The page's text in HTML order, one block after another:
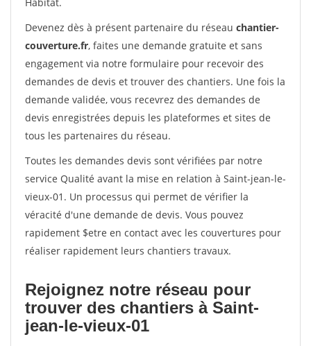
Devenez dès à présent partenaire du réseau chantier-
couverture.fr, faites une demande gratuite et sans
engagement via notre formulaire pour recevoir des
demandes de devis et trouver des chantiers. Une fois la
demande validée, vous recevrez des demandes de
devis enregistrées depuis les plateformes et sites de
tous les partenaires du réseau.
Toutes les demandes devis sont vérifiées par notre
service Qualité avant la mise en relation à Saint-jean-le-
vieux-01. Un processus qui permet de vérifier la
véracité d'une demande de devis. Vous pouvez
rapidement $etre en contact avec les couvertures pour
réaliser rapidement leurs chantiers travaux.
Rejoignez notre réseau pour
trouver des chantiers à Saint-
jean-le-vieux-01